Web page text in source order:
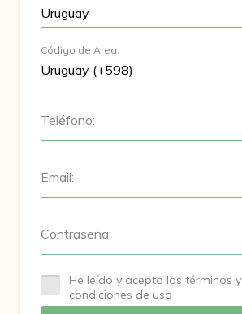
Código de Área:
Teléfono:
Email:
Contraseña:
He leído y acepto los términos y
condiciones de uso